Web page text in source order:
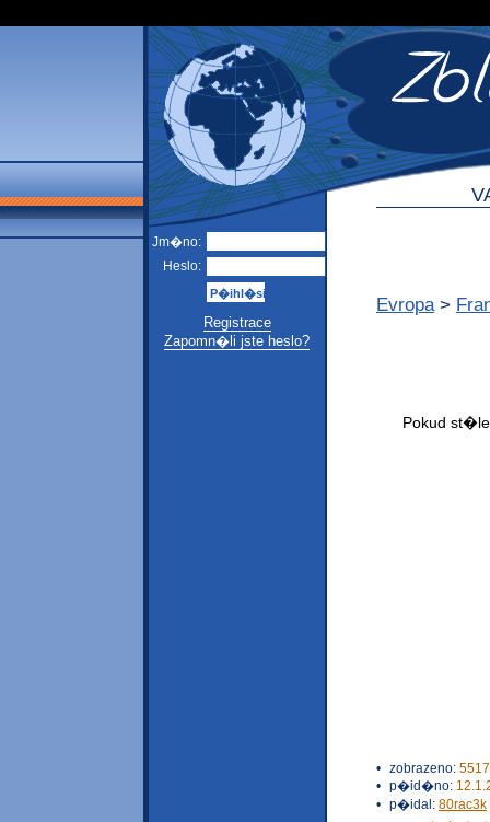
Jm�no:
Heslo:
Registrace
Zapomn�li jste heslo?
Evropa >
• zobrazeno:
• p�id�no:
• p�idal: 80rac3k